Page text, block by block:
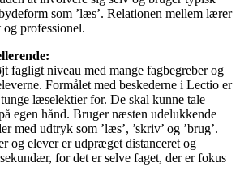
som ’læs’. Relationen mellem lærer
og professionel.
fagligt niveau med mange fagbegreber og
Formålet med beskederne i Lectio er
læselektier for. De skal kunne tale
egen hånd. Bruger næsten udelukkende
med udtryk som ’læs’, ’skriv’ og ’brug’.
og elever er udpræget distanceret og
for det er selve faget, der er fokus